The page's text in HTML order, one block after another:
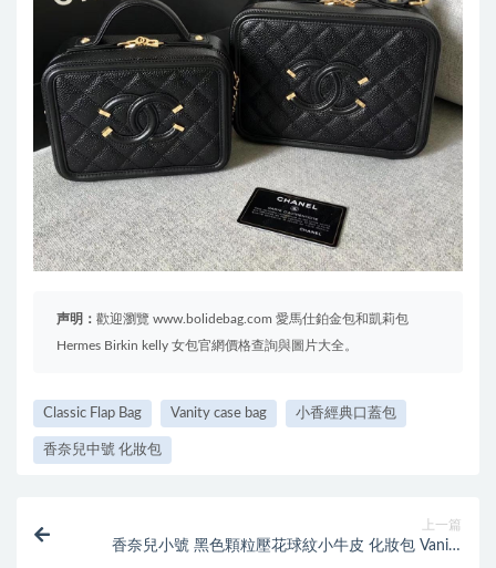
声明： 歡迎瀏覽 www.bolidebag.com 愛馬仕鉑金包和凱莉包
Hermes Birkin kelly 女包官網價格查詢與圖片大全。
Classic Flap Bag Vanity case bag 小香經典口蓋包
香奈兒中號 化妝包
上一篇
香奈兒小號 黑色顆粒壓花球紋小牛皮 化妝包 Vanity